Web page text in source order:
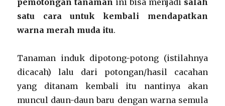
pemotongan tanaman ini bisa menjadisalah
satu cara untuk kembali mendapatkan
warna merah muda itu.
Tanaman induk dipotong-potong (istilahnya
dicacah) lalu dari potongan/hasil cacahan
yang ditanam kembali itu nantinya akan
muncul daun-daun baru dengan warna semula